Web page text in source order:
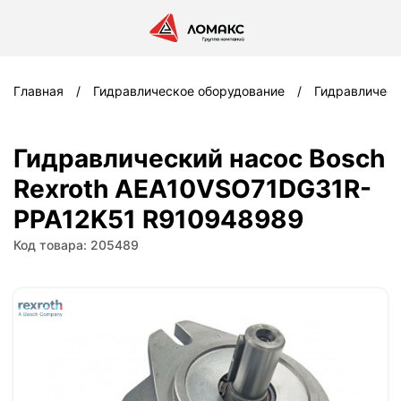
Главная Гидравлическое оборудование
Гидравлический насос Bosch
Rexroth AEA10VSO71DG31R-
PPA12K51 R910948989
Код товара: 205489